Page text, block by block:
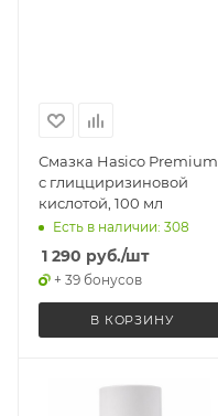
Смазка Hasico Premium
с глицциризиновой
кислотой, 100 мл
Есть в наличии: 308
1 290 руб./шт
+ 39 бонусов
В КОРЗИНУ